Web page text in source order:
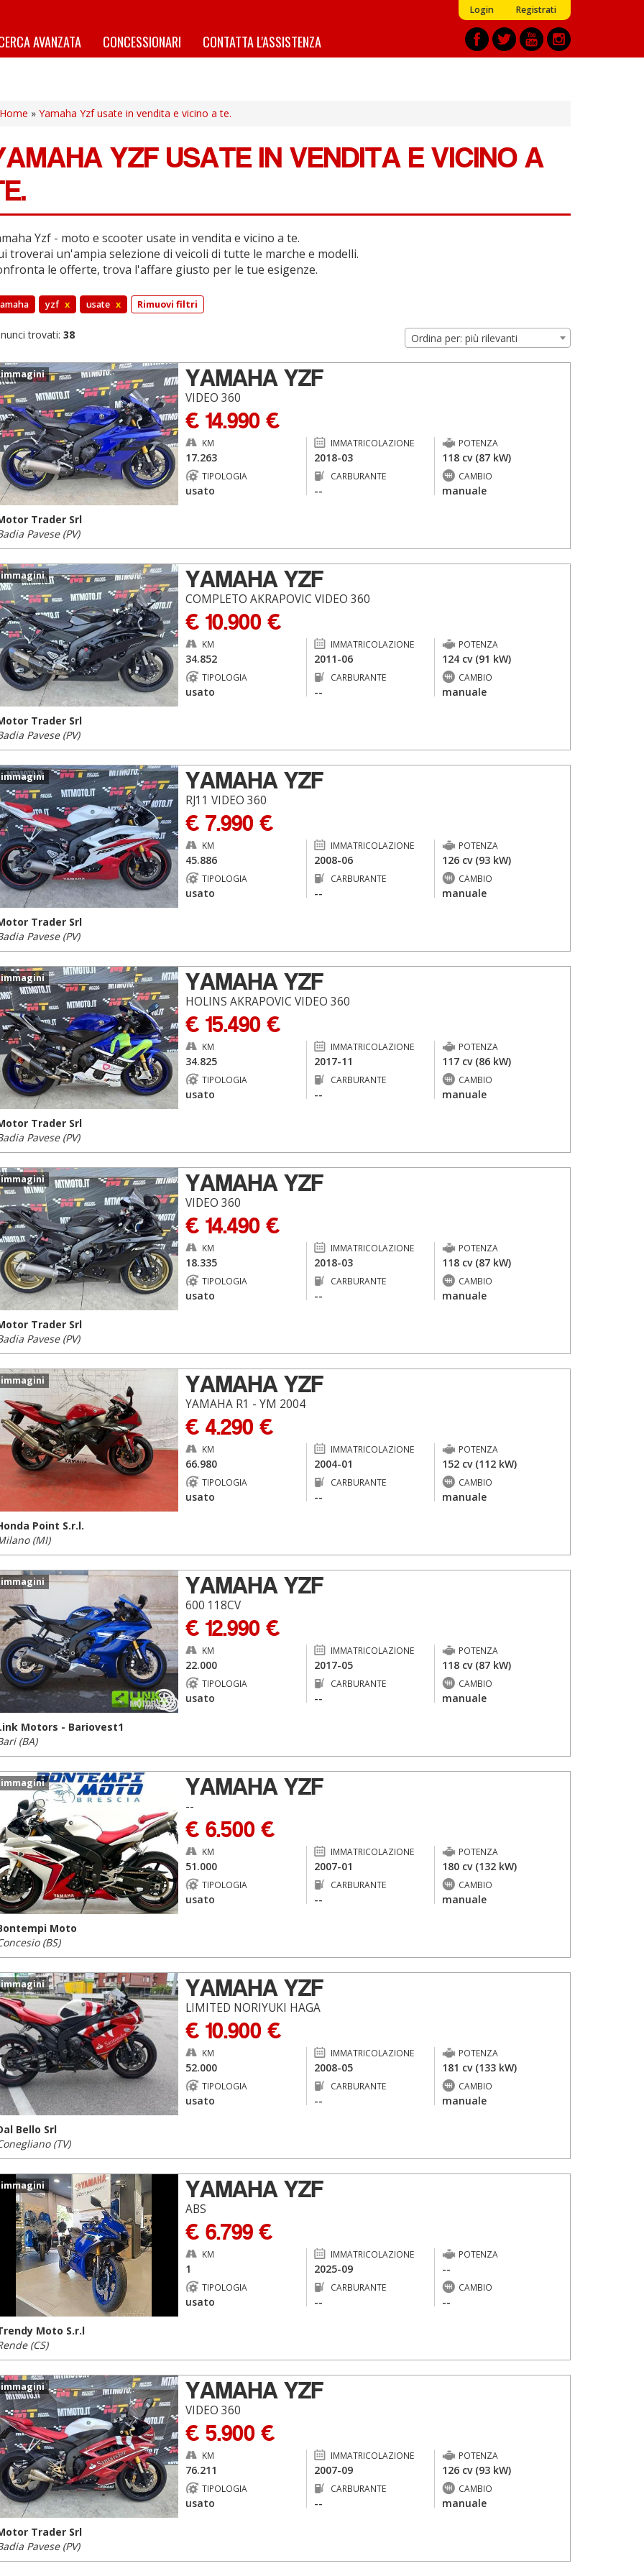
Login Registrati
AVANZATA CONCESSIONARI CONTATTA L'ASSISTENZA
Home » Yamaha Yzf usate in vendita e vicino a te.
YZF USATE IN VENDITA E VICINO A
Yzf - moto e scooter usate in vendita e vicino a te.
troverai un'ampia selezione di veicoli di tutte le marche e modelli.
le offerte, trova l'affare giusto per le tue esigenze.
yzf x usate x Rimuovi filtri
trovati: 38 Ordina per: più rilevanti
immagini YAMAHA YZF
VIDEO 360
€ 14.990 €
KM
17.263
IMMATRICOLAZIONE
2018-03
POTENZA
118 cv (87 kW)
TIPOLOGIA
usato
CARBURANTE
--
CAMBIO
manuale
Trader Srl
Pavese (PV)
immagini YAMAHA YZF
COMPLETO AKRAPOVIC VIDEO 360
€ 10.900 €
KM
34.852
IMMATRICOLAZIONE
2011-06
POTENZA
124 cv (91 kW)
TIPOLOGIA
usato
CARBURANTE
--
CAMBIO
manuale
Trader Srl
Pavese (PV)
immagini YAMAHA YZF
RJ11 VIDEO 360
€ 7.990 €
KM
45.886
IMMATRICOLAZIONE
2008-06
POTENZA
126 cv (93 kW)
TIPOLOGIA
usato
CARBURANTE
--
CAMBIO
manuale
Trader Srl
Pavese (PV)
immagini YAMAHA YZF
HOLINS AKRAPOVIC VIDEO 360
€ 15.490 €
KM
34.825
IMMATRICOLAZIONE
2017-11
POTENZA
117 cv (86 kW)
TIPOLOGIA
usato
CARBURANTE
--
CAMBIO
manuale
Trader Srl
Pavese (PV)
immagini YAMAHA YZF
VIDEO 360
€ 14.490 €
KM
18.335
IMMATRICOLAZIONE
2018-03
POTENZA
118 cv (87 kW)
TIPOLOGIA
usato
CARBURANTE
--
CAMBIO
manuale
Trader Srl
Pavese (PV)
immagini YAMAHA YZF
YAMAHA R1 - YM 2004
€ 4.290 €
KM
66.980
IMMATRICOLAZIONE
2004-01
POTENZA
152 cv (112 kW)
TIPOLOGIA
usato
CARBURANTE
--
CAMBIO
manuale
Point S.r.l.
(MI)
immagini YAMAHA YZF
600 118CV
€ 12.990 €
KM
22.000
IMMATRICOLAZIONE
2017-05
POTENZA
118 cv (87 kW)
TIPOLOGIA
usato
CARBURANTE
--
CAMBIO
manuale
Motors - Bariovest1
(BA)
immagini YAMAHA YZF
--
€ 6.500 €
KM
51.000
IMMATRICOLAZIONE
2007-01
POTENZA
180 cv (132 kW)
TIPOLOGIA
usato
CARBURANTE
--
CAMBIO
manuale
Moto
(BS)
immagini YAMAHA YZF
LIMITED NORIYUKI HAGA
€ 10.900 €
KM
52.000
IMMATRICOLAZIONE
2008-05
POTENZA
181 cv (133 kW)
TIPOLOGIA
usato
CARBURANTE
--
CAMBIO
manuale
Bello Srl
(TV)
immagini YAMAHA YZF
ABS
€ 6.799 €
KM
1
IMMATRICOLAZIONE
2025-09
POTENZA
--
TIPOLOGIA
usato
CARBURANTE
--
CAMBIO
--
Moto S.r.l
(CS)
immagini YAMAHA YZF
VIDEO 360
€ 5.900 €
KM
76.211
IMMATRICOLAZIONE
2007-09
POTENZA
126 cv (93 kW)
TIPOLOGIA
usato
CARBURANTE
--
CAMBIO
manuale
Trader Srl
Pavese (PV)